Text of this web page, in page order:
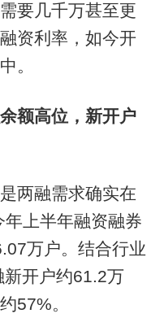
要几千万甚至更
资利率，如今开
。
额高位，新开户
两融需求确实在
上半年融资融券
万户。结合行业
开户约61.2万
57%。